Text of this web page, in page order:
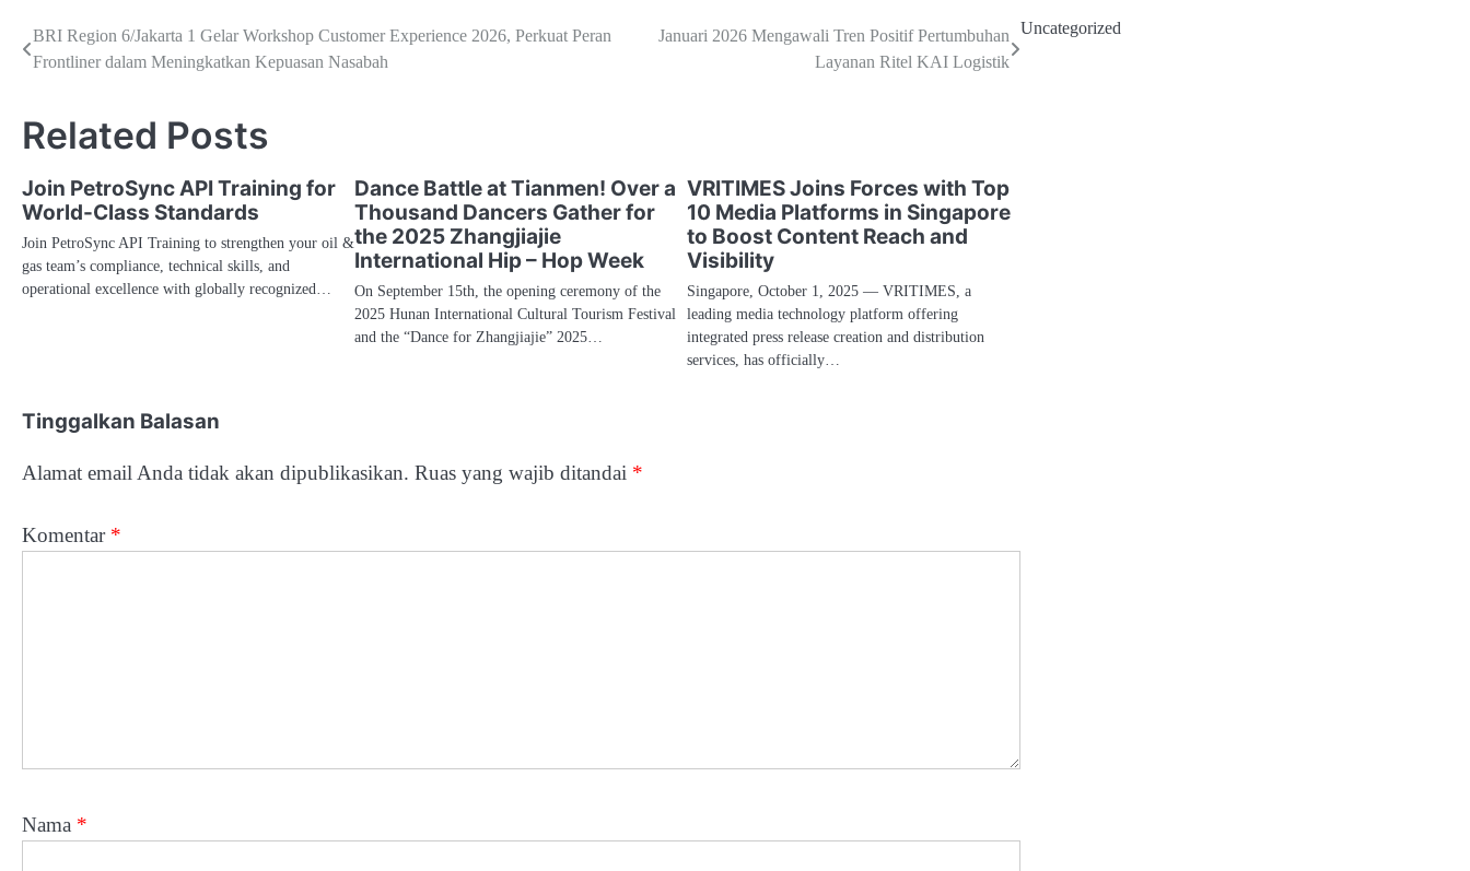
Navigasi
BRI Region 6/Jakarta 1 Gelar Workshop Customer Experience 2026, Perkuat Peran
Frontliner dalam Meningkatkan Kepuasan Nasabah
Januari 2026 Mengawali Tren Positif Pertumbuhan
Layanan Ritel KAI Logistik
Related Posts
Join PetroSync API Training for
World-Class Standards
Join PetroSync API Training to strengthen your oil &
gas team’s compliance, technical skills, and
operational excellence with globally recognized…
Dance Battle at Tianmen! Over a
Thousand Dancers Gather for
the 2025 Zhangjiajie
International Hip – Hop Week
On September 15th, the opening ceremony of the
2025 Hunan International Cultural Tourism Festival
and the “Dance for Zhangjiajie” 2025…
VRITIMES Joins Forces with Top
10 Media Platforms in Singapore
to Boost Content Reach and
Visibility
Singapore, October 1, 2025 — VRITIMES, a
leading media technology platform offering
integrated press release creation and distribution
services, has officially…
Tinggalkan Balasan
Alamat email Anda tidak akan dipublikasikan. Ruas yang wajib ditandai *
Komentar *
Nama *
Uncategorized